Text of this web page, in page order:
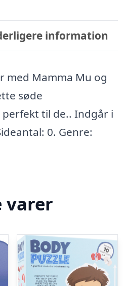
information
med Mamma Mu og
søde
til de.. Indgår i
0. Genre:
varer